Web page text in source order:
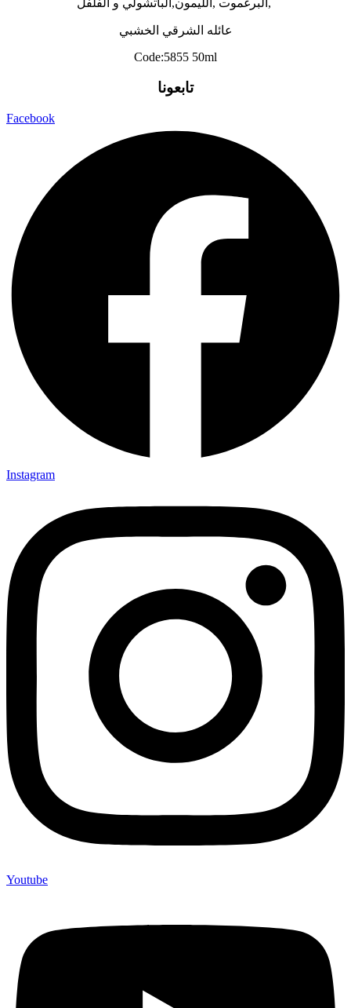
عائله الشرقي الخشبي
Code:5855 50ml
تابعونا
Facebook
Instagram
Youtube